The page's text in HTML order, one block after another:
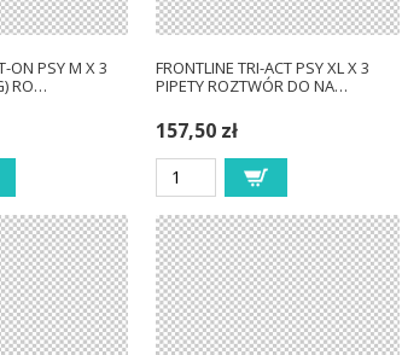
ON PSY M X 3
RO…
FRONTLINE TRI-ACT PSY XL X 3
PIPETY ROZTWÓR DO NA…
157,50 zł